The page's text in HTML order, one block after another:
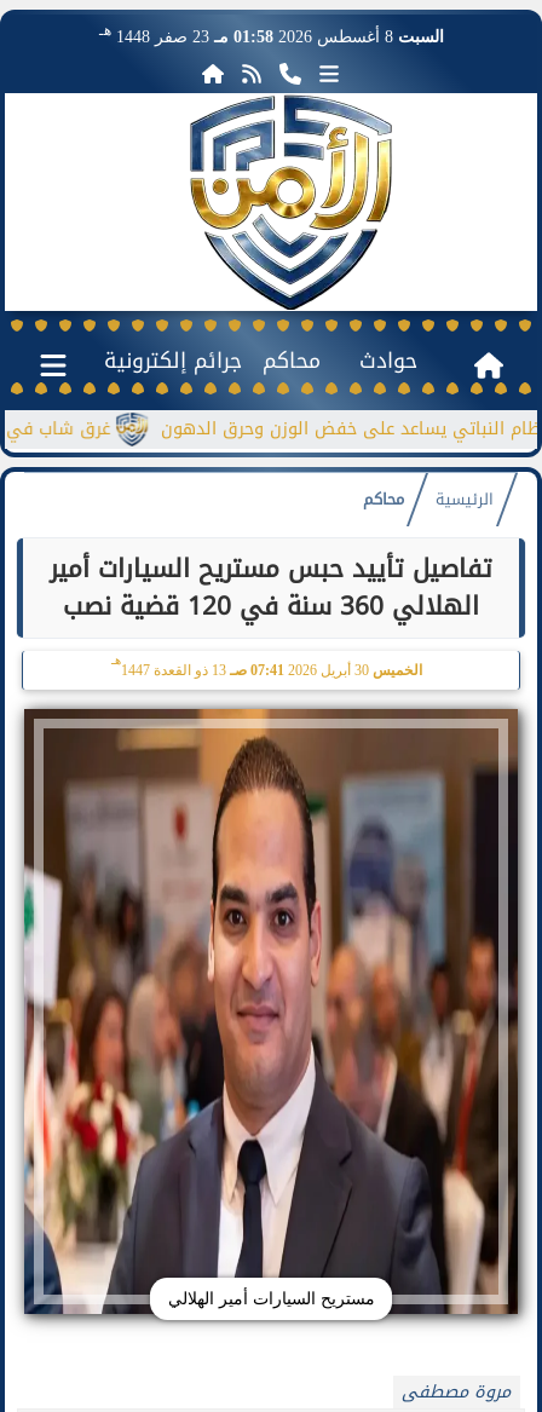
السبت 8 أغسطس 2026 01:58 مـ 23 صفر 1448 هـ
حوادث محاكم جرائم إلكترونية
غرق شاب في نيل يساعد على خفض الوزن وحرق الدهون
الرئيسية محاكم
تفاصيل تأييد حبس مستريح السيارات أمير
الهلالي 360 سنة في 120 قضية نصب
الخميس 30 أبريل 2026 07:41 صـ 13 ذو القعدة 1447
هـ
مستريح السيارات أمير الهلالي
مروة مصطفى